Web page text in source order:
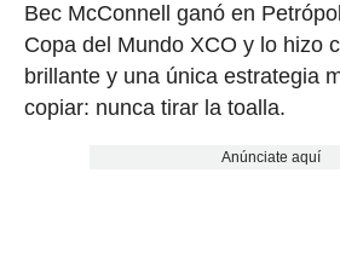
Bec McConnell ganó en
Copa del Mundo XCO y lo hizo
brillante y una única estrategia
copiar: nunca tirar la toalla.
Anúnciate aquí